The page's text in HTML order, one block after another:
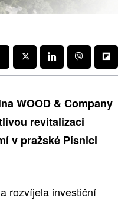
WOOD & Company
revitalizaci
v pražské Písnici
rozvíjela investiční